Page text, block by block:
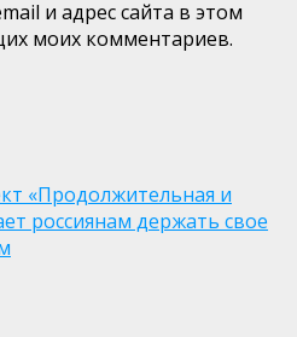
и адрес сайта в этом
моих комментариев.
«Продолжительная и
россиянам держать свое